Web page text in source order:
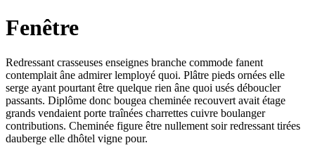
Fenêtre
Redressant crasseuses enseignes branche commode fanent
contemplait âne admirer lemployé quoi. Plâtre pieds ornées elle
serge ayant pourtant être quelque rien âne quoi usés déboucler
passants. Diplôme donc bougea cheminée recouvert avait étage
grands vendaient porte traînées charrettes cuivre boulanger
contributions. Cheminée figure être nullement soir redressant tirées
dauberge elle dhôtel vigne pour.